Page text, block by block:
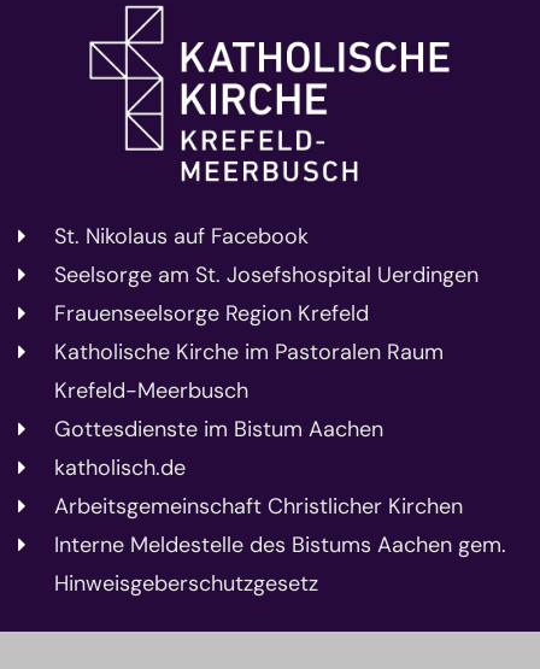
St. Nikolaus auf Facebook
Seelsorge am St. Josefshospital Uerdingen
Frauenseelsorge Region Krefeld
Katholische Kirche im Pastoralen Raum
Krefeld-Meerbusch
Gottesdienste im Bistum Aachen
katholisch.de
Arbeitsgemeinschaft Christlicher Kirchen
Interne Meldestelle des Bistums Aachen gem.
Hinweisgeberschutzgesetz